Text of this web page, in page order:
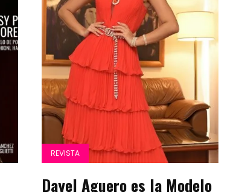
REVISTA
Dayel Aguero es la Modelo